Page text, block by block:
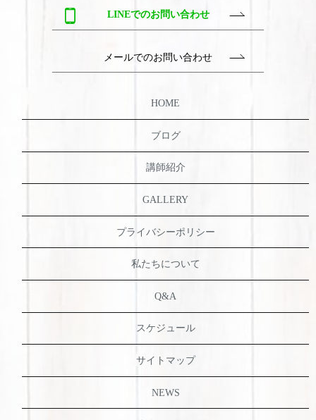
LINEでのお問い合わせ
メールでのお問い合わせ
HOME
ブログ
講師紹介
GALLERY
プライバシーポリシー
私たちについて
Q&A
スケジュール
サイトマップ
NEWS